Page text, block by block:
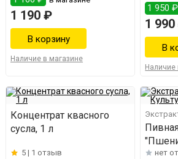
1 190 ₽
Наличие в магазине
1 950 ₽
1
Наличие
Концентрат квасного
сусла, 1 л
5 | 1 отзыв нет